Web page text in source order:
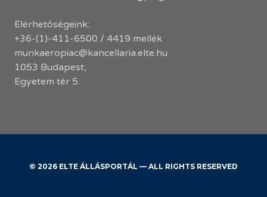
Elérhetőségeink:
+36-(1)-411-6500 / 4419 mellék
munkaeropiac@kancellaria.elte.hu
1053 Budapest,
Egyetem tér 5.
© 2026 ELTE ÁLLÁSPORTÁL — ALL RIGHTS RESERVED